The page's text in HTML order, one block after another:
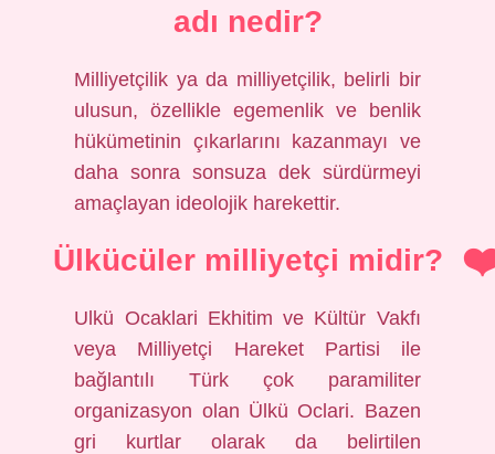
adı nedir?
Milliyetçilik ya da milliyetçilik, belirli bir
ulusun, özellikle egemenlik ve benlik
hükümetinin çıkarlarını kazanmayı ve
daha sonra sonsuza dek sürdürmeyi
amaçlayan ideolojik harekettir.
Ülkücüler milliyetçi midir?
Ulkü Ocaklari Ekhitim ve Kültür Vakfı
veya Milliyetçi Hareket Partisi ile
bağlantılı Türk çok paramiliter
organizasyon olan Ülkü Oclari. Bazen
gri kurtlar olarak da belirtilen